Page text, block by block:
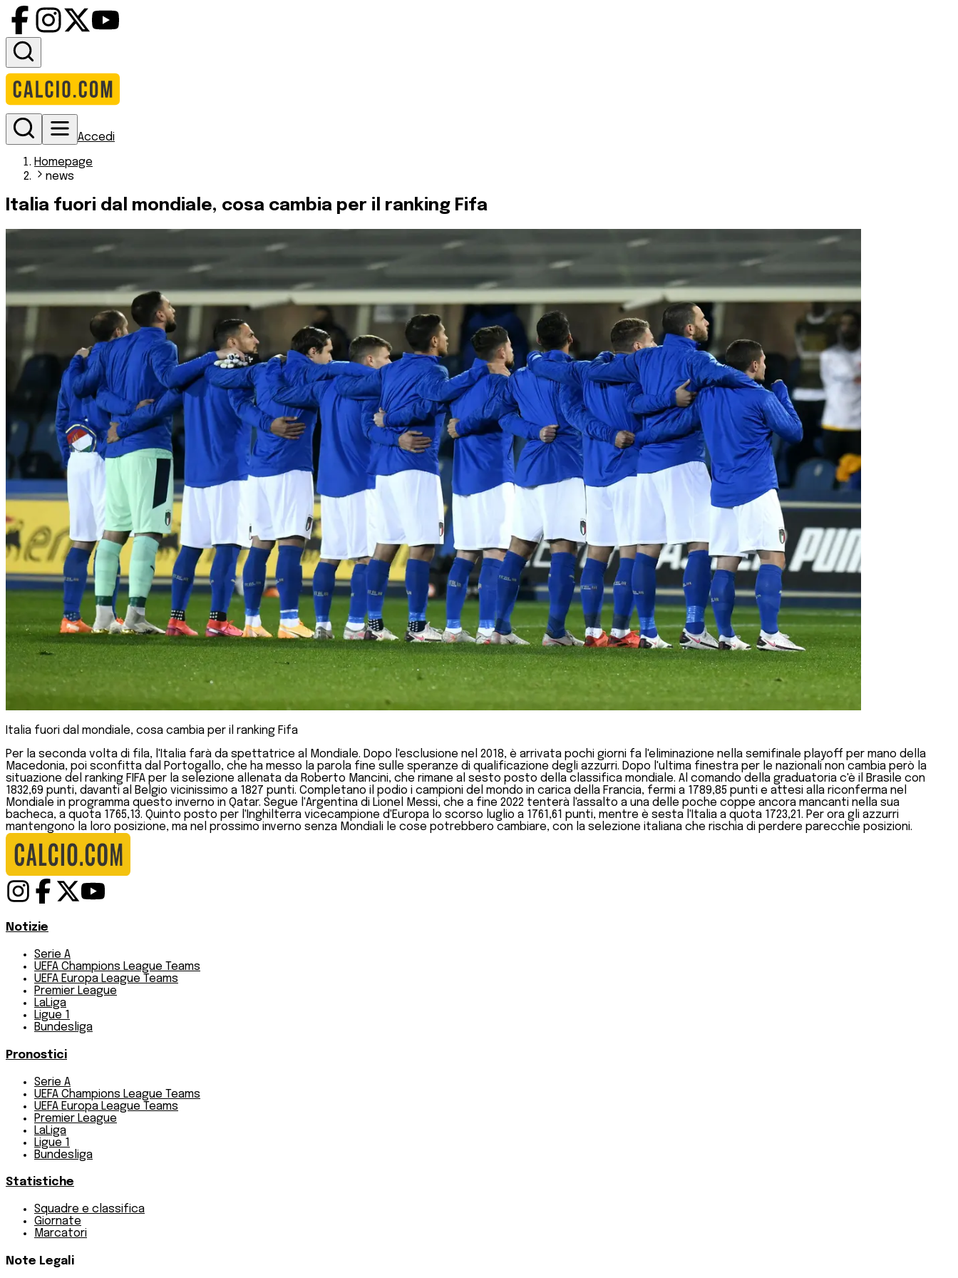
Accedi
Homepage
news
Italia fuori dal mondiale, cosa cambia per il ranking Fifa
Italia fuori dal mondiale, cosa cambia per il ranking Fifa
Per la seconda volta di fila, l'Italia farà da spettatrice al Mondiale. Dopo l'esclusione nel 2018, è arrivata pochi giorni fa l'eliminazione nella semifinale playoff per mano della
Macedonia, poi sconfitta dal Portogallo, che ha messo la parola fine sulle speranze di qualificazione degli azzurri. Dopo l'ultima finestra per le nazionali non cambia però la
situazione del ranking FIFA per la selezione allenata da Roberto Mancini, che rimane al sesto posto della classifica mondiale. Al comando della graduatoria c'è il Brasile con
1832,69 punti, davanti al Belgio vicinissimo a 1827 punti. Completano il podio i campioni del mondo in carica della Francia, fermi a 1789,85 punti e attesi alla riconferma nel
Mondiale in programma questo inverno in Qatar. Segue l'Argentina di Lionel Messi, che a fine 2022 tenterà l'assalto a una delle poche coppe ancora mancanti nella sua
bacheca, a quota 1765,13. Quinto posto per l'Inghilterra vicecampione d'Europa lo scorso luglio a 1761,61 punti, mentre è sesta l'Italia a quota 1723,21. Per ora gli azzurri
mantengono la loro posizione, ma nel prossimo inverno senza Mondiali le cose potrebbero cambiare, con la selezione italiana che rischia di perdere parecchie posizioni.
Notizie
Serie A
UEFA Champions League Teams
UEFA Europa League Teams
Premier League
LaLiga
Ligue 1
Bundesliga
Pronostici
Serie A
UEFA Champions League Teams
UEFA Europa League Teams
Premier League
LaLiga
Ligue 1
Bundesliga
Statistiche
Squadre e classifica
Giornate
Marcatori
Note Legali